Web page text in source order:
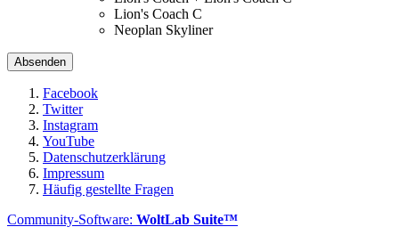
Lion's Coach C
Neoplan Skyliner
Facebook
Twitter
Instagram
YouTube
Datenschutzerklärung
Impressum
Häufig gestellte Fragen
Community-Software: WoltLab Suite™